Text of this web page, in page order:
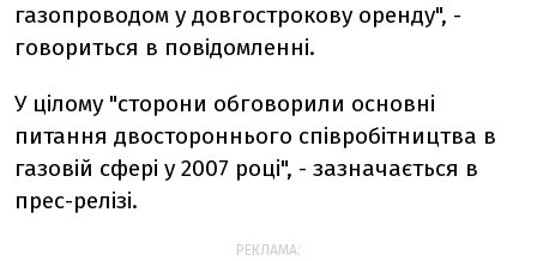
газопроводом у довгострокову оренду", -
говориться в повідомленні.
У цілому "сторони обговорили основні
питання двостороннього співробітництва в
газовій сфері у 2007 році", - зазначається в
прес-релізі.
РЕКЛАМА: